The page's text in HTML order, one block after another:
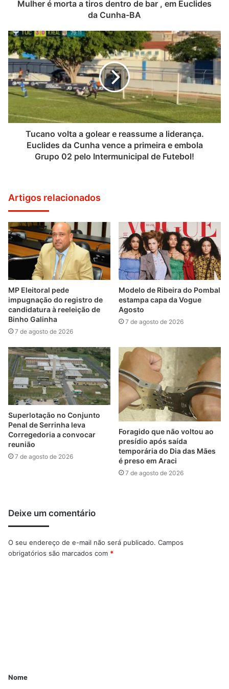
Mulher é morta a tiros dentro de bar , em Euclides
da Cunha-BA
Tucano volta a golear e reassume a liderança.
Euclides da Cunha vence a primeira e embola
Grupo 02 pelo Intermunicipal de Futebol!
Artigos relacionados
MP Eleitoral pede
impugnação do registro de
candidatura à reeleição de
Binho Galinha
7 de agosto de 2026
Modelo de Ribeira do Pombal
estampa capa da Vogue
Agosto
7 de agosto de 2026
Superlotação no Conjunto
Penal de Serrinha leva
Corregedoria a convocar
reunião
7 de agosto de 2026
Foragido que não voltou ao
presídio após saída
temporária do Dia das Mães
é preso em Araci
7 de agosto de 2026
Deixe um comentário
O seu endereço de e-mail não será publicado. Campos
obrigatórios são marcados com *
Nome